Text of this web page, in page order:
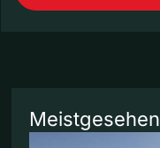
Meistgesehen